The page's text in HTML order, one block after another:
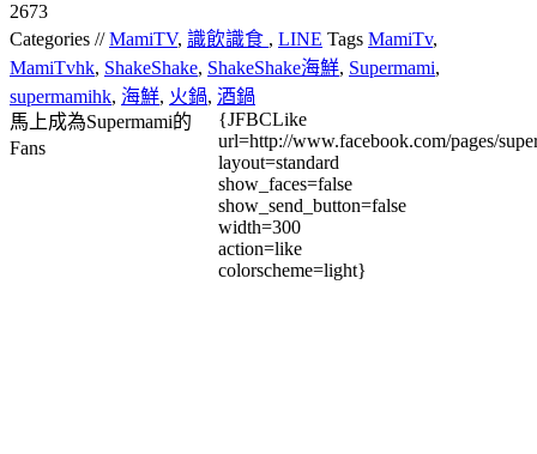
2673
Categories //MamiTV, 識飲識食 , LINE Tags MamiTv,
MamiTvhk, ShakeShake, ShakeShake海鮮, Supermami,
supermamihk, 海鮮, 火鍋, 酒鍋
馬上成為Supermami的
Fans
{JFBCLike
url=http://www.facebook.com/pages/
layout=standard
show_faces=false
show_send_button=false
width=300
action=like
colorscheme=light}